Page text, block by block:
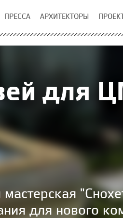
ПРЕССА АРХИТЕКТОРЫ
для
для нового